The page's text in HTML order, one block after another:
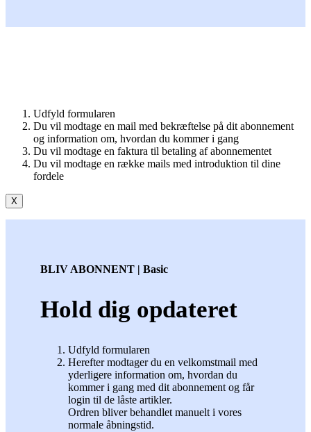
Udfyld formularen
Du vil modtage en mail med bekræftelse på dit abonnement
og information om, hvordan du kommer i gang
Du vil modtage en faktura til betaling af abonnementet
Du vil modtage en række mails med introduktion til dine
fordele
X
BLIV ABONNENT | Basic
Hold dig opdateret
Udfyld formularen
Herefter modtager du en velkomstmail med
yderligere information om, hvordan du
kommer i gang med dit abonnement og får
login til de låste artikler.
Ordren bliver behandlet manuelt i vores
normale åbningstid.